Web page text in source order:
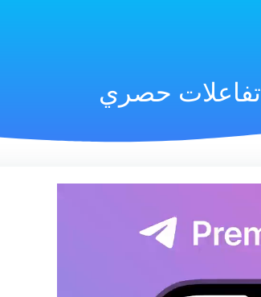
تفاعلات حصري